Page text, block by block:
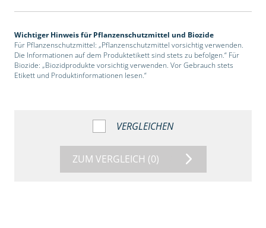
Wichtiger Hinweis für Pflanzenschutzmittel und Biozide
Für Pflanzenschutzmittel: „Pflanzenschutzmittel vorsichtig verwenden.
Die Informationen auf dem Produktetikett sind stets zu befolgen.“ Für
Biozide: „Biozidprodukte vorsichtig verwenden. Vor Gebrauch stets
Etikett und Produktinformationen lesen.“
VERGLEICHEN
ZUM VERGLEICH (0)